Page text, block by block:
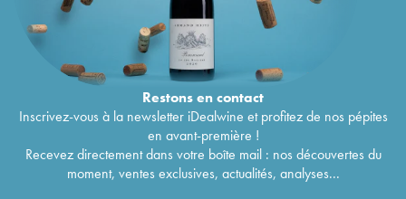
Restons encontact
Inscrivez-vous à la newsletter iDealwine et profitez de nos pépites
en avant-première !
Recevez directement dans votre boîte mail : nos découvertes du
moment, ventes exclusives, actualités, analyses...